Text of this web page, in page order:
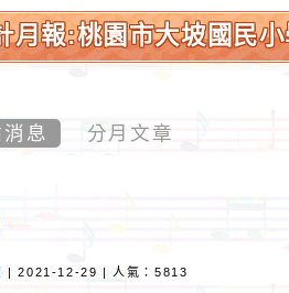
月報:桃園市大坡國民
息 分月文章
| 2021-12-29 | 人氣：5813